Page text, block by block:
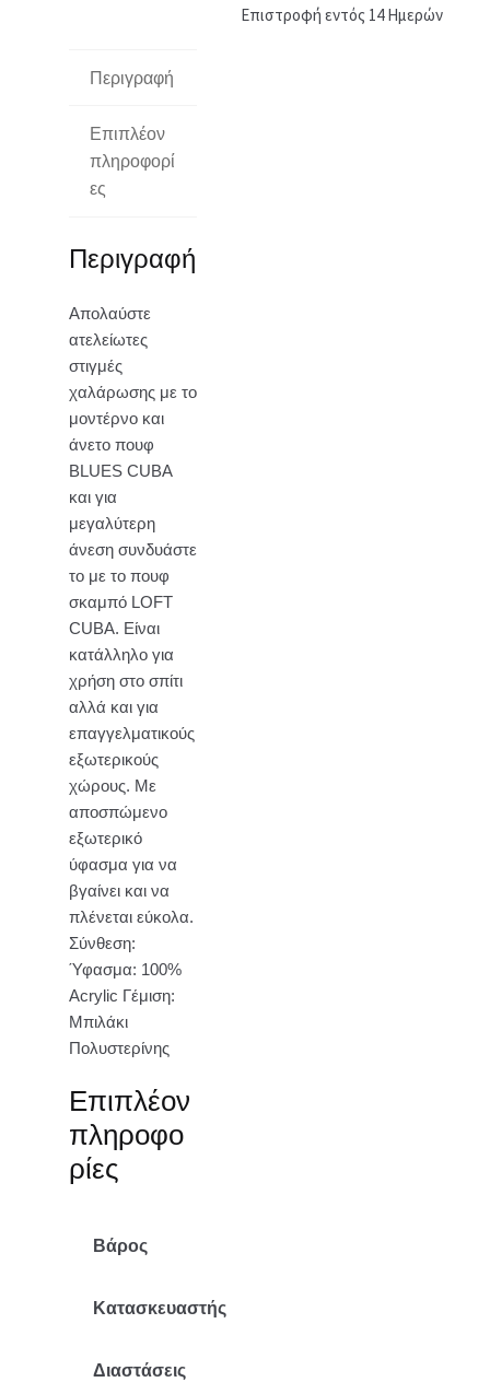
Επιστροφή εντός 14 Ημερών
Περιγραφή
Επιπλέον
πληροφορί
ες
Περιγραφή
Απολαύστε
ατελείωτες
στιγμές
χαλάρωσης με το
μοντέρνο και
άνετο πουφ
BLUES CUBA
και για
μεγαλύτερη
άνεση συνδυάστε
το με το πουφ
σκαμπό LOFT
CUBA. Είναι
κατάλληλο για
χρήση στο σπίτι
αλλά και για
επαγγελματικούς
εξωτερικούς
χώρους. Με
αποσπώμενο
εξωτερικό
ύφασμα για να
βγαίνει και να
πλένεται εύκολα.
Σύνθεση:
Ύφασμα: 100%
Acrylic Γέμιση:
Μπιλάκι
Πολυστερίνης
Επιπλέον
πληροφο
ρίες
Βάρος
Κατασκευαστής
Διαστάσεις